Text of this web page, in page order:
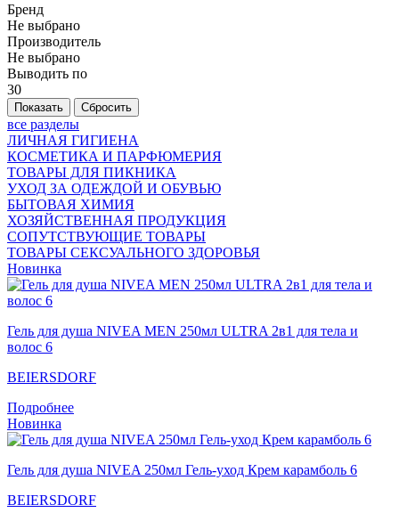
Бренд
Не выбрано
Производитель
Не выбрано
Выводить по
30
все разделы
ЛИЧНАЯ ГИГИЕНА
КОСМЕТИКА И ПАРФЮМЕРИЯ
ТОВАРЫ ДЛЯ ПИКНИКА
УХОД ЗА ОДЕЖДОЙ И ОБУВЬЮ
БЫТОВАЯ ХИМИЯ
ХОЗЯЙСТВЕННАЯ ПРОДУКЦИЯ
СОПУТСТВУЮЩИЕ ТОВАРЫ
ТОВАРЫ СЕКСУАЛЬНОГО ЗДОРОВЬЯ
Новинка
Гель для душа NIVEA MEN 250мл ULTRA 2в1 для тела и
волос 6
BEIERSDORF
Подробнее
Новинка
Гель для душа NIVEA 250мл Гель-уход Крем карамболь 6
BEIERSDORF